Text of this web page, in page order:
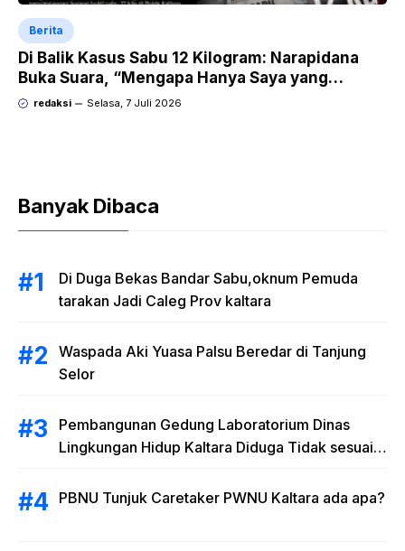
Berita
Di Balik Kasus Sabu 12 Kilogram: Narapidana
Buka Suara, “Mengapa Hanya Saya yang
Dipecat dan Dipidana?
redaksi Selasa, 7 Juli 2026
Banyak Dibaca
Di Duga Bekas Bandar Sabu,oknum Pemuda
tarakan Jadi Caleg Prov kaltara
Waspada Aki Yuasa Palsu Beredar di Tanjung
Selor
Pembangunan Gedung Laboratorium Dinas
Lingkungan Hidup Kaltara Diduga Tidak sesuai
PBNU Tunjuk Caretaker PWNU Kaltara ada apa?